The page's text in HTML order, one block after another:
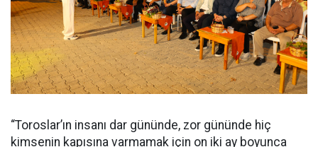
“Toroslar’ın insanı dar gününde, zor gününde hiç
kimsenin kapısına varmamak için on iki ay boyunca